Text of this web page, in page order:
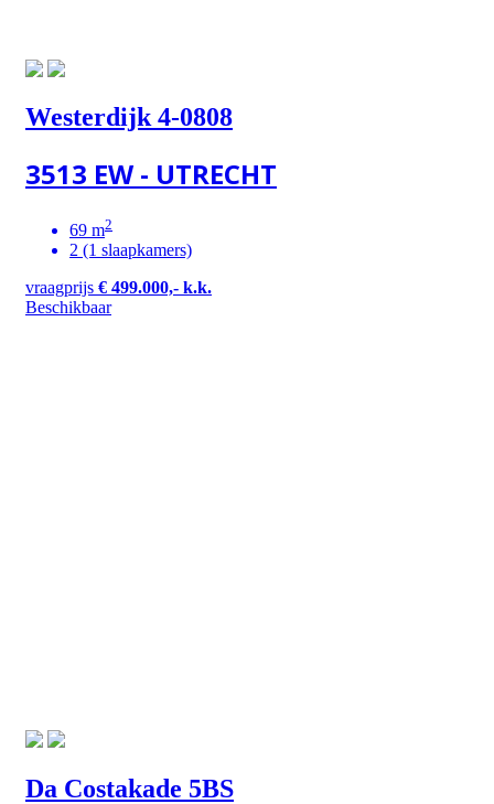
Westerdijk 4-0808
3513 EW - UTRECHT
69 m2
2 (1 slaapkamers)
vraagprijs € 499.000,- k.k.
Beschikbaar
Da Costakade 5BS